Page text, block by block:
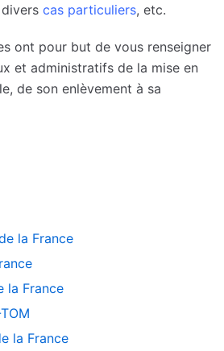
cas particuliers, etc.
ont pour but de vous renseigner
et administratifs de la mise en
de son enlèvement à sa
la France
la France
la France